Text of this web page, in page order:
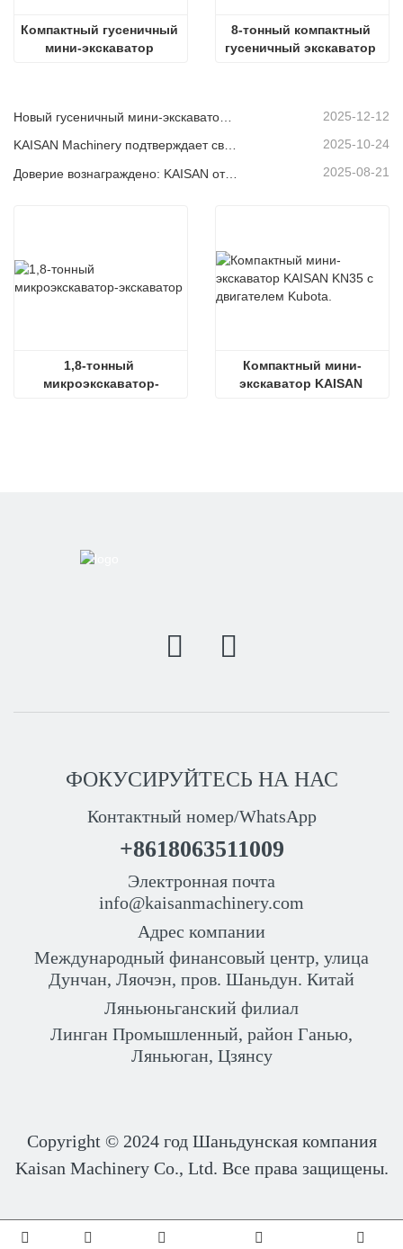
Компактный гусеничный
мини-экскаватор
8-тонный компактный
гусеничный экскаватор
2025-12-12
KAISAN Machinery подтверждает свою поддержку в глобальном масштабе с помощью проактивной технической миссии 2025-10-24
Доверие вознаграждено: KAISAN отправляет повторный заказ на 20 экскаваторов своему давнему португальскому партнеру 2025-08-21
1,8-тонный
микроэкскаватор-
Компактный мини-
экскаватор KAISAN
ФОКУСИРУЙТЕСЬ НА НАС
Контактный номер/WhatsApp
+8618063511009
Электронная почта
info@kaisanmachinery.com
Адрес компании
Международный финансовый центр, улица
Дунчан, Ляочэн, пров. Шаньдун. Китай
Ляньюньганский филиал
Линган Промышленный, район Ганью,
Ляньюган, Цзянсу
Copyright © 2024 год Шаньдунская компания
Kaisan Machinery Co., Ltd. Все права защищены.